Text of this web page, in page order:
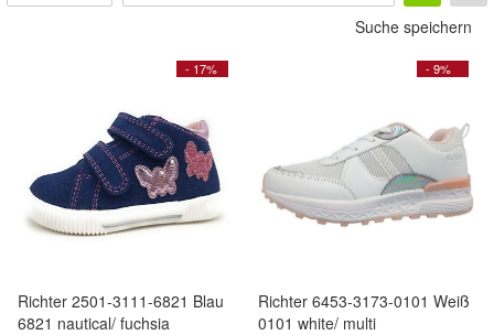
Suche speichern
- 17%
Richter 2501-3111-6821 Blau
6821 nautical/ fuchsia
- 9%
Richter 6453-3173-0101 Weiß
0101 white/ multi